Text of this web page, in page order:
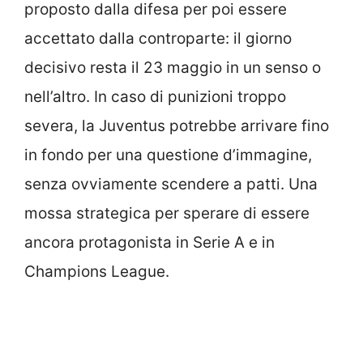
proposto dalla difesa per poi essere
accettato dalla controparte: il giorno
decisivo resta il 23 maggio in un senso o
nell’altro. In caso di punizioni troppo
severa, la Juventus potrebbe arrivare fino
in fondo per una questione d’immagine,
senza ovviamente scendere a patti. Una
mossa strategica per sperare di essere
ancora protagonista in Serie A e in
Champions League.